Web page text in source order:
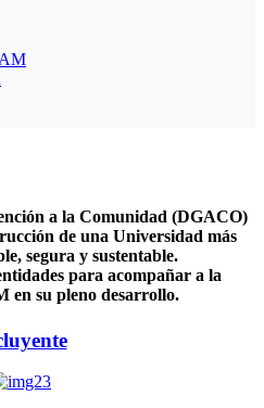
a la Comunidad (DGACO)
de una Universidad más
segura y sustentable.
para acompañar a la
en su pleno desarrollo.